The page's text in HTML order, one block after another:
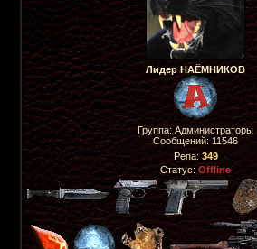
Лидер НАЁМНИКОВ
Группа: Администраторы
Сообщений: 11546
Репа: 349
Статус: Offline